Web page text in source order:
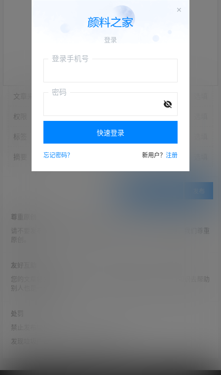
文章来源
权限
标签
摘要
尊重原创
请不要发布任何盗版下载链接，包括软件、音乐、电影等等。我们尊重
原创。
友好互助
您的文章将会有成千上万人阅读，保持对陌生人的友善，用知识去帮助
别人也是一种快乐。
处罚
禁止发布垃圾广告
发现垃圾广告，本站会立刻封停您的账户
×
登录
登录手机号
密码
快速登录
忘记密码？ 新用户？ 注册